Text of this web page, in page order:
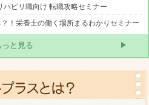
ハビリ職向け 転職攻略セミナー
！栄養士の働く場所まるわかりセミナー
っと見る